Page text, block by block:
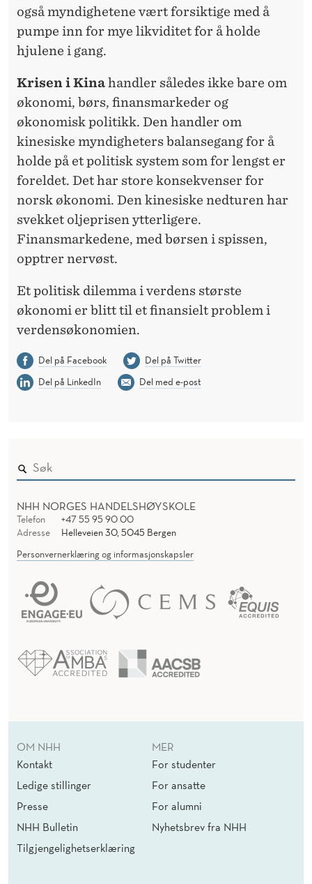
også myndighetene vært forsiktige med å
pumpe inn for mye likviditet for å holde
hjulene i gang.
Krisen i Kinahandler således ikke bare om
økonomi, børs, finansmarkeder og
økonomisk politikk. Den handler om
kinesiske myndigheters balansegang for å
holde på et politisk system som for lengst er
foreldet. Det har store konsekvenser for
norsk økonomi. Den kinesiske nedturen har
svekket oljeprisen ytterligere.
Finansmarkedene, med børsen i spissen,
opptrer nervøst.
Et politisk dilemma i verdens største
økonomi er blitt til et finansielt problem i
verdensøkonomien.
Del på Facebook
Del på Twitter
Del på LinkedIn
Del med e-post
NHH NORGES HANDELSHØYSKOLE
Telefon
+47 55 95 90 00
Adresse
Helleveien 30, 5045 Bergen
Personvernerklæring og informasjonskapsler
OM NHH
Kontakt
Ledige stillinger
Presse
NHH Bulletin
Tilgjengelighetserklæring
MER
For studenter
For ansatte
For alumni
Nyhetsbrev fra NHH